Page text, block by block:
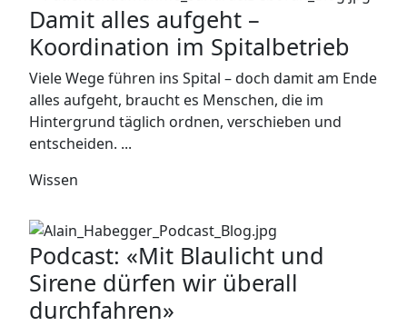
Damit alles aufgeht –
Koordination im Spitalbetrieb
Viele Wege führen ins Spital – doch damit am Ende
alles aufgeht, braucht es Menschen, die im
Hintergrund täglich ordnen, verschieben und
entscheiden. ...
Wissen
Podcast: «Mit Blaulicht und
Sirene dürfen wir überall
durchfahren»